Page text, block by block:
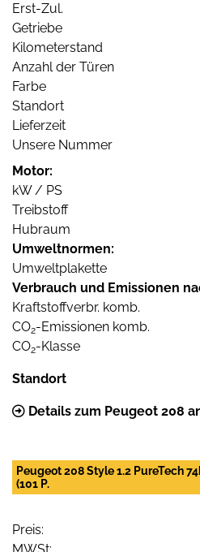
Erst-Zul.
Getriebe
Kilometerstand
Anzahl der Türen
Farbe
Standort
Lieferzeit
Unsere Nummer
Motor:
kW / PS
Treibstoff
Hubraum
Umweltnormen:
Umweltplakette
Verbrauch und Emissionen
Kraftstoffverbr. komb.
CO2-Emissionen komb.
CO2-Klasse
Standort
Details zum Peugeot 208
Peugeot 208 Style 1.2 PureTech
(101 P.
Preis: